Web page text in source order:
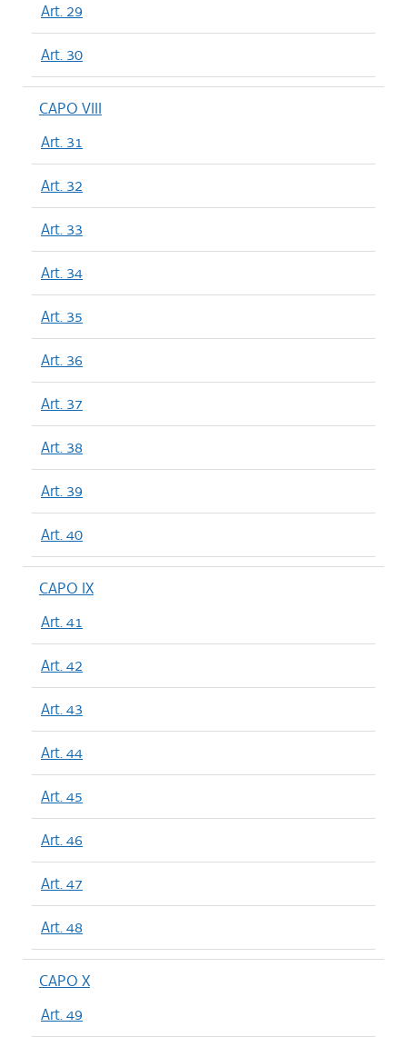
Art. 29
Art. 30
CAPO VIII
Art. 31
Art. 32
Art. 33
Art. 34
Art. 35
Art. 36
Art. 37
Art. 38
Art. 39
Art. 40
CAPO IX
Art. 41
Art. 42
Art. 43
Art. 44
Art. 45
Art. 46
Art. 47
Art. 48
CAPO X
Art. 49